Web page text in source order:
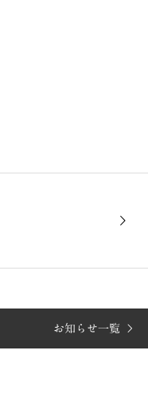
お知らせ一覧